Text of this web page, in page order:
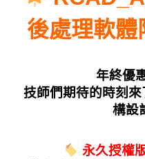
後處理軟體
年終優
技師們期待的時刻
構設
永久授權